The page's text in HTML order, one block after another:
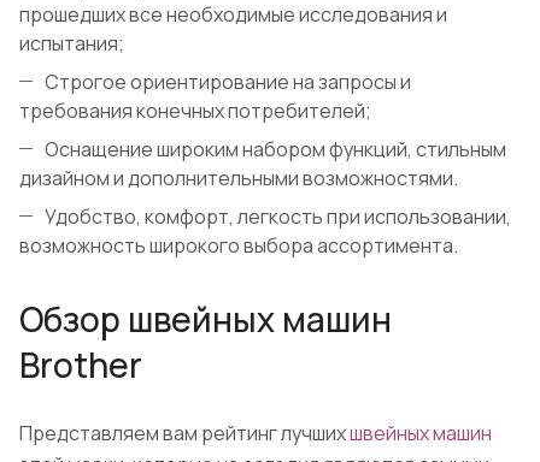
прошедших все необходимые исследования и
испытания;
Строгое ориентирование на запросы и
требования конечных потребителей;
Оснащение широким набором функций, стильным
дизайном и дополнительными возможностями.
Удобство, комфорт, легкость при использовании,
возможность широкого выбора ассортимента.
Обзор швейных машин
Brother
Представляем вам рейтинг лучшихшвейных машин